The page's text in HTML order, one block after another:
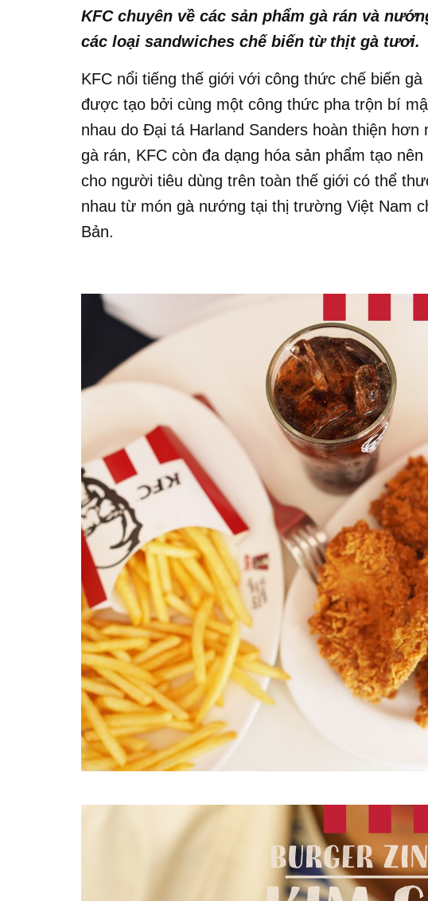
KFC chuyên về các sản phẩm gà rán và
các loại sandwiches chế biến từ thịt gà tươi.
KFC nổi tiếng thế giới với công thức chế biến
được tạo bởi cùng một công thức pha trộn bí
nhau do Đại tá Harland Sanders hoàn thiện
gà rán, KFC còn đa dạng hóa sản phẩm tạo
cho người tiêu dùng trên toàn thế giới có thể
nhau từ món gà nướng tại thị trường Việt Nam
Bản.